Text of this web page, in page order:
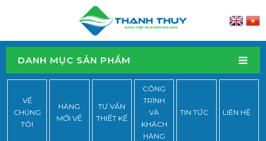
DANH MỤC SẢN PHẨM
VỀ
CHÚNG
TÔI
HÀNG
MỚI VỀ
TƯ VẤN
THIẾT KẾ
CÔNG
TRÌNH
VÀ
KHÁCH
HÀNG
TIN TỨC LIÊN HỆ